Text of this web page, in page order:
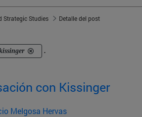
Strategic Studies
Detalle del post
.
con Kissinger
Melgosa Hervas